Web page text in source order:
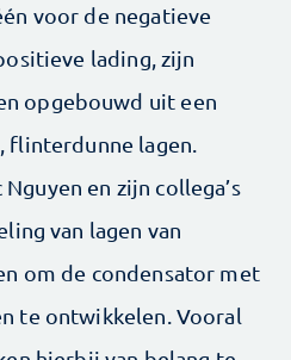
voor de negatieve
lading, zijn
opgebouwd uit een
flinterdunne lagen.
en zijn collega’s
van lagen van
om de condensator met
te ontwikkelen. Vooral